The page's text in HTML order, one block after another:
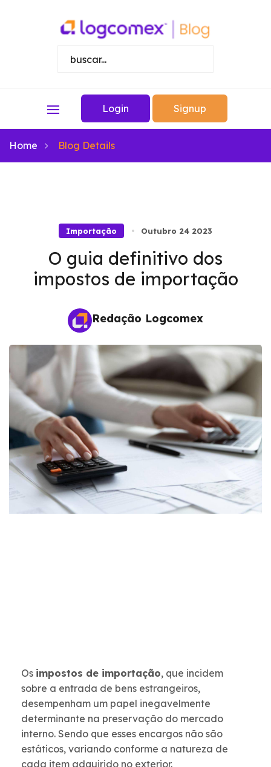
Login Signup
Home Blog Details
Importação Outubro 24 2023
O guia definitivo dos
impostos de importação
Redação Logcomex
Os impostos de importação, que incidem
sobre a entrada de bens estrangeiros,
desempenham um papel inegavelmente
determinante na preservação do mercado
interno. Sendo que esses encargos não são
estáticos, variando conforme a natureza de
cada item adquirido no exterior.